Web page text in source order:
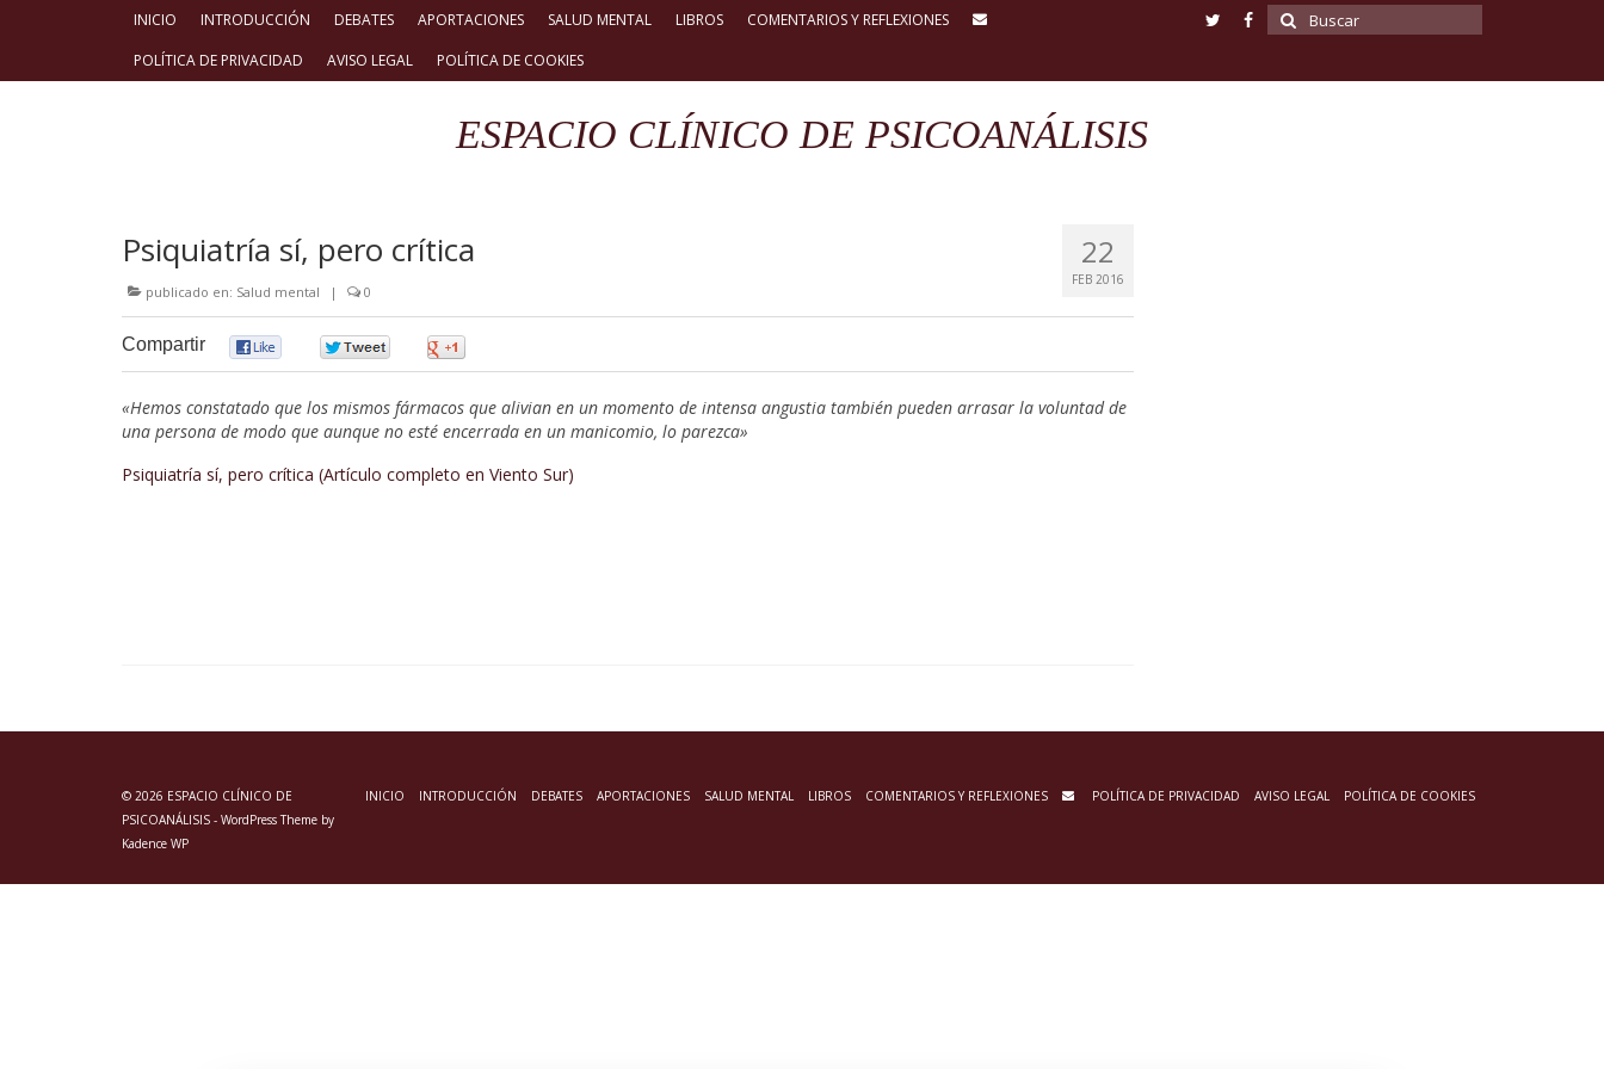
INICIO INTRODUCCIÓN DEBATES APORTACIONES SALUD MENTAL LIBROS
COMENTARIOS Y REFLEXIONES
POLÍTICA DE PRIVACIDAD
AVISO LEGAL POLÍTICA DE COOKIES
Buscar
por:
ESPACIO CLÍNICO DE PSICOANÁLISIS
22
FEB 2016
Psiquiatría sí, pero crítica
publicado en: Salud mental | 0
Compartir
«Hemos constatado que los mismos fármacos que alivian en un momento de intensa angustia también pueden arrasar la voluntad de
una persona de modo que aunque no esté encerrada en un manicomio, lo parezca»
Psiquiatría sí, pero crítica (Artículo completo en Viento Sur)
INICIO INTRODUCCIÓN DEBATES APORTACIONES SALUD MENTAL LIBROS COMENTARIOS Y REFLEXIONES POLÍTICA DE PRIVACIDAD AVISO LEGAL POLÍTICA DE COOKIES
© 2026 ESPACIO CLÍNICO DE
PSICOANÁLISIS - WordPress Theme by
Kadence WP